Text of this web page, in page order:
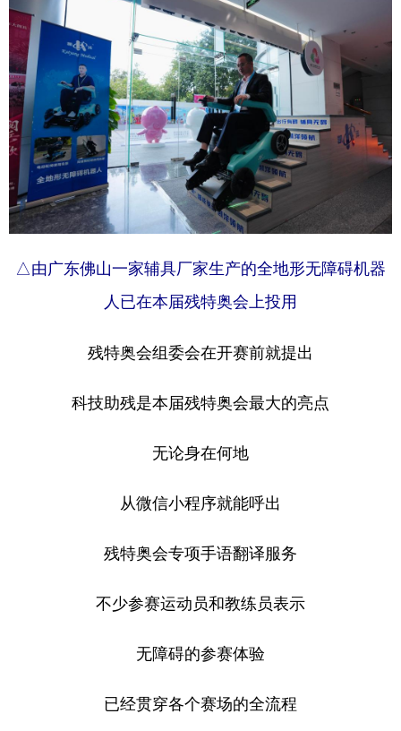
△由广东佛山一家辅具厂家生产的全地形无障碍机器
人已在本届残特奥会上投用
残特奥会组委会在开赛前就提出
科技助残是本届残特奥会最大的亮点
无论身在何地
从微信小程序就能呼出
残特奥会专项手语翻译服务
不少参赛运动员和教练员表示
无障碍的参赛体验
已经贯穿各个赛场的全流程